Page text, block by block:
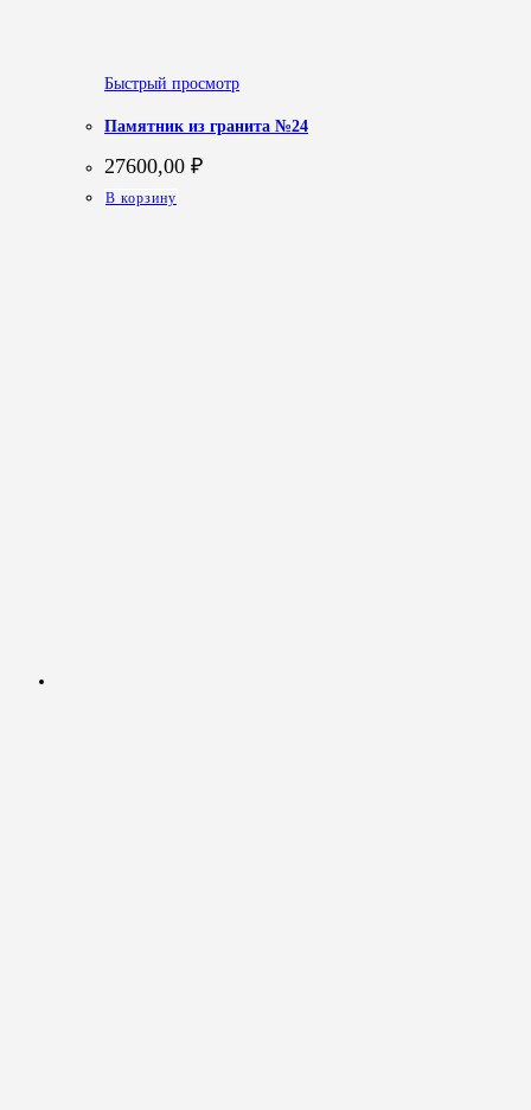
Быстрый просмотр
Памятник из гранита №24
27600,00 ₽
В корзину